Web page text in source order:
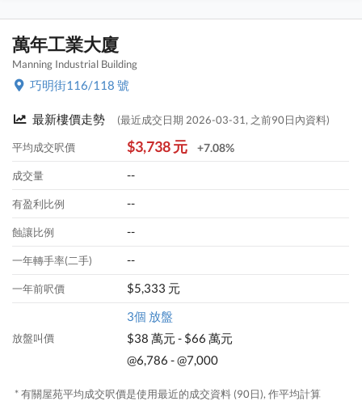
萬年工業大廈
Manning Industrial Building
巧明街116/118 號
最新樓價走勢 (最近成交日期 2026-03-31, 之前90日內資料)
平均成交呎價 $3,738 元 +7.08%
成交量 --
有盈利比例 --
蝕讓比例 --
一年轉手率(二手) --
一年前呎價 $5,333 元
放盤叫價
3個 放盤
$38 萬元 - $66 萬元
@6,786 - @7,000
* 有關屋苑平均成交呎價是使用最近的成交資料 (90日), 作平均計算